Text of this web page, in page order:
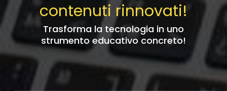
contenuti rinnovati!
Trasforma la tecnologia in uno
strumento educativo concreto!